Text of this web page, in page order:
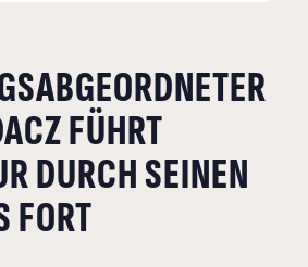
BUNDESTAG
AKTUELLES
KONTAKTFÜHRT
DURCH SEINEN
FORT